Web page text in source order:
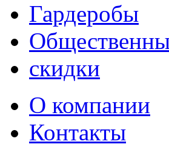
Гардеробы
скидки
О компании
Контакты